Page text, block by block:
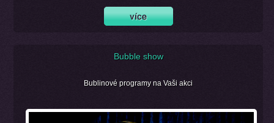
Bubble show
Bublinové programy na Vaši akci